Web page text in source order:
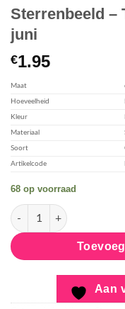
Sterrenbeeld –
juni
€1.95
Maat
Hoeveelheid
Kleur
Materiaal
Soort
Artikelcode
68 op voorraad
Sterrenbeeld -
Aan